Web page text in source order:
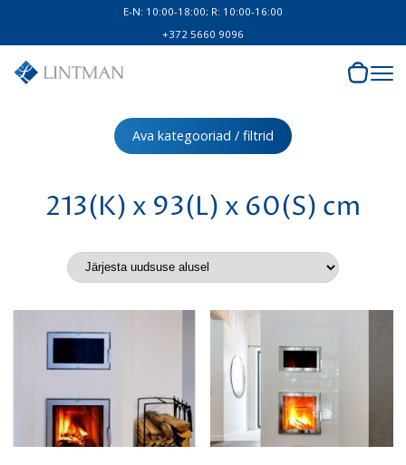
E-N: 10:00-18:00; R: 10:00-16:00
+372 5660 9096
Ava kategooriad / filtrid
213(K) x 93(L) x 60(S) cm